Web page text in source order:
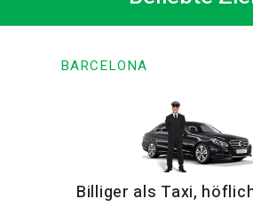
BARCELONA
Billiger als Taxi,